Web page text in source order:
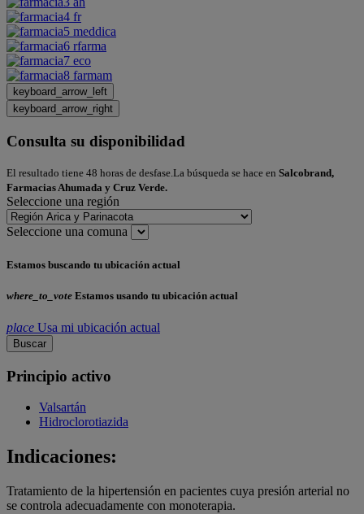
keyboard_arrow_left
keyboard_arrow_right
Consulta su disponibilidad
El resultado tiene 48 horas de desfase.La búsqueda se hace en Salcobrand,
Farmacias Ahumada y Cruz Verde.
Seleccione una región
Seleccione una comuna
Estamos buscando tu ubicación actual
where_to_vote Estamos usando tu ubicación actual
place Usa mi ubicación actual
Buscar
Principio activo
Valsartán
Hidroclorotiazida
Indicaciones:
Tratamiento de la hipertensión en pacientes cuya presión arterial no
se controla adecuadamente con monoterapia.